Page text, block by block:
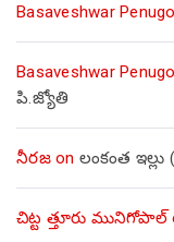
Basaveshwar
Basaveshwar
పి.జ్యోతి
నీరజon లంకంత ఇల్లు
చిట్ట త్తూరు మునిగోపాల్